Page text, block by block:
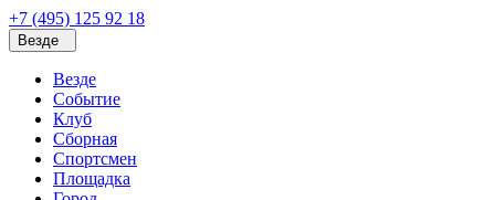
+7 (495) 125 92 18
Везде
Везде
Событие
Клуб
Сборная
Спортсмен
Площадка